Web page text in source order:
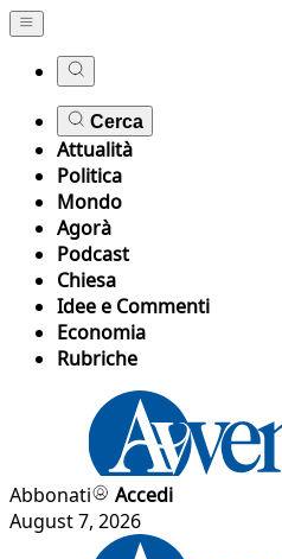
Cerca
Attualità
Politica
Mondo
Agorà
Podcast
Chiesa
Idee e Commenti
Economia
Rubriche
Abbonati
Accedi
August 7, 2026